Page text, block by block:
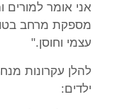
אני אומר למורים
מספקת מרחב
עצמי וחוסן."
להלן עקרונות
ילדים: